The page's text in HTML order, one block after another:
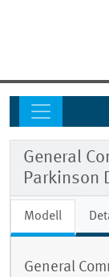
General
Parkinson
Modell
General